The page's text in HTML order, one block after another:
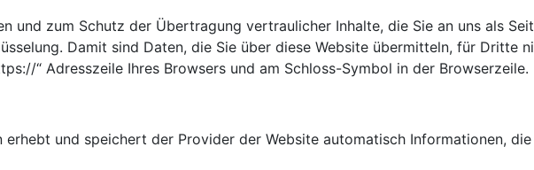
und zum Schutz der Übertragung vertraulicher Inhalte, die Sie an uns als
Damit sind Daten, die Sie über diese Website übermitteln, für Dritte
“ Adresszeile Ihres Browsers und am Schloss-Symbol in der Browserzeile.
erhebt und speichert der Provider der Website automatisch Informationen,